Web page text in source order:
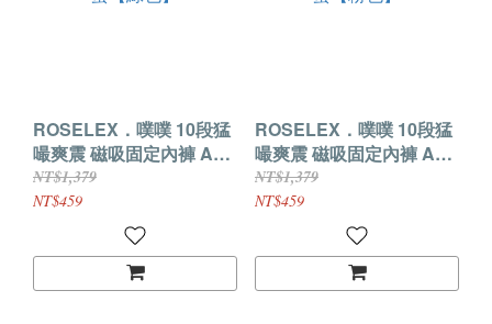
ROSELEX．噗噗 10段猛
嘬爽震 磁吸固定內褲 APP
異地遠控隱形穿戴跳蛋
【綠色】
NT$1,379
NT$459
ROSELEX．噗噗 10段猛
嘬爽震 磁吸固定內褲 APP
異地遠控隱形穿戴跳蛋
【粉色】
NT$1,379
NT$459